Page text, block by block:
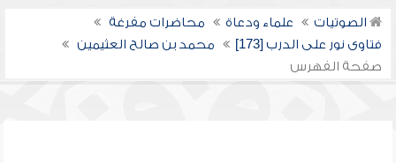
الصوتيات علماء ودعاة
محاضرات مفرغة
فتاوى نور على الدرب [173]
محمد بن صالح العثيمين
صفحة الفهرس